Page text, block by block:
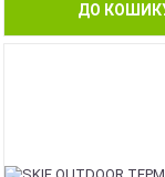
ДО